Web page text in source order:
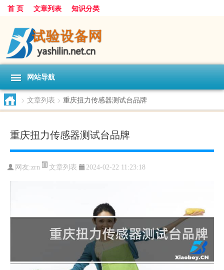
首 页 文章列表 知识分类
网站导航
> 文章列表 > 重庆扭力传感器测试台品牌
重庆扭力传感器测试台品牌
网友:zrn 文章列表 2024-02-22 11:23:18